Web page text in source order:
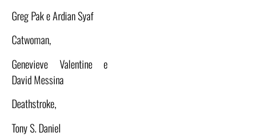
Greg Pak e Ardian Syaf
Catwoman,
Genevieve Valentine e
David Messina
Deathstroke,
Tony S. Daniel